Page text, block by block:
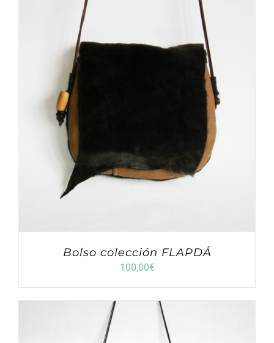
Bolso colección FLAPDÁ
100,00€